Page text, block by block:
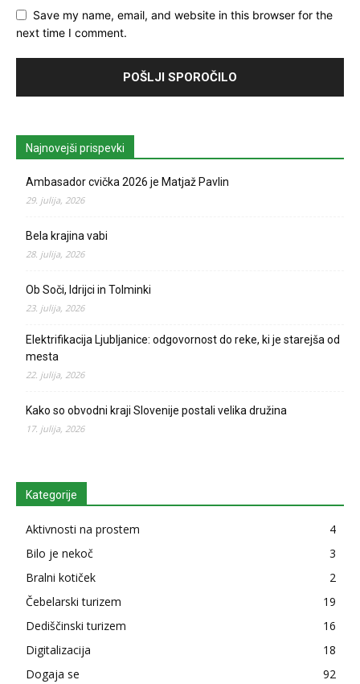
Save my name, email, and website in this browser for the
next time I comment.
Najnovejši prispevki
Ambasador cvička 2026 je Matjaž Pavlin
29. julija, 2026
Bela krajina vabi
28. julija, 2026
Ob Soči, Idrijci in Tolminki
23. julija, 2026
Elektrifikacija Ljubljanice: odgovornost do reke, ki je starejša od
mesta
22. julija, 2026
Kako so obvodni kraji Slovenije postali velika družina
17. julija, 2026
Kategorije
Aktivnosti na prostem
4
Bilo je nekoč
3
Bralni kotiček
2
Čebelarski turizem
19
Dediščinski turizem
16
Digitalizacija
18
Dogaja se
92